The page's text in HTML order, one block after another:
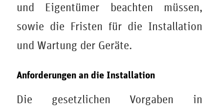
und Eigentümer beachten müssen,
sowie die Fristen für die Installation
und Wartung der Geräte.
Anforderungen an die Installation
Die gesetzlichen Vorgaben in